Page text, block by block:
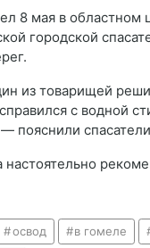
8 мая в областном
городской
из товарищей
с водной
пояснили
освод в гомеле